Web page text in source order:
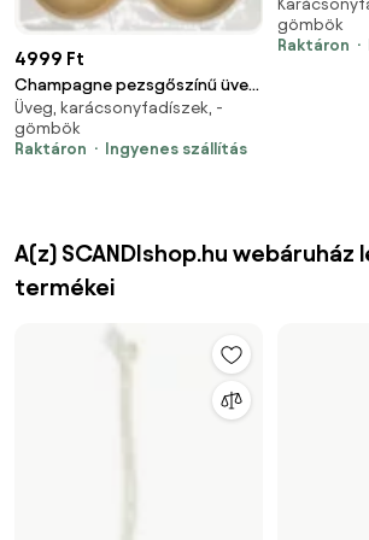
4999 Ft
Champagne pezsgőszínű üveg
karácsonyi gömb szett 6*8cm
Üveg, karácsonyfadíszek, -
gömbök
Raktáron
Ingyenes szállítás
karácsonyi
gömbök
Raktáron
A(z) SCANDIshop.hu webáruház
termékei